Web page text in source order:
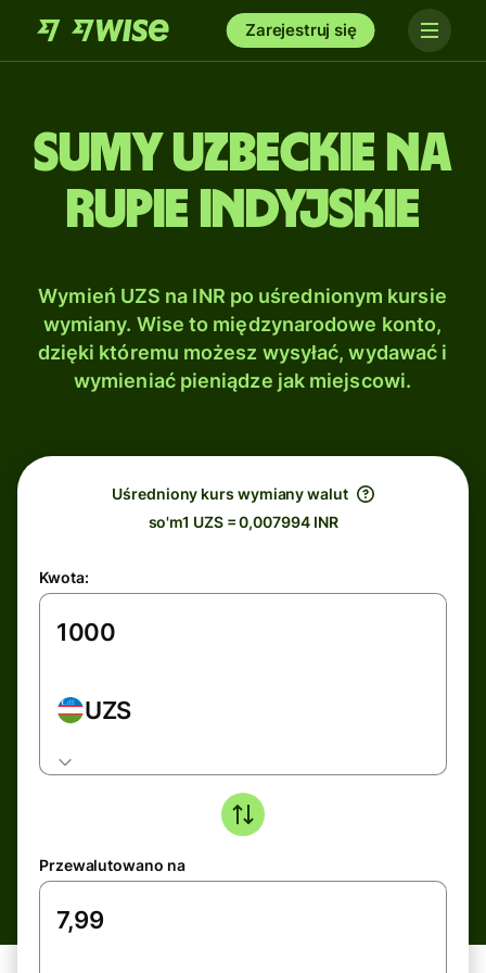
Zarejestruj się
Sumy uzbeckie na
Rupie indyjskie
Wymień UZS na INR po uśrednionym kursie
wymiany. Wise to międzynarodowe konto,
dzięki któremu możesz wysyłać, wydawać i
wymieniać pieniądze jak miejscowi.
Uśredniony kurs wymiany walut
so'm1 UZS = 0,007994 INR
Kwota:
UZS
Przewalutowano na